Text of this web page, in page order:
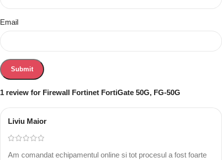
1 review for Firewall Fortinet FortiGate 50G, FG-50G
Liviu Maior
Am comandat echipamentul online si tot procesul a fost foarte
Email